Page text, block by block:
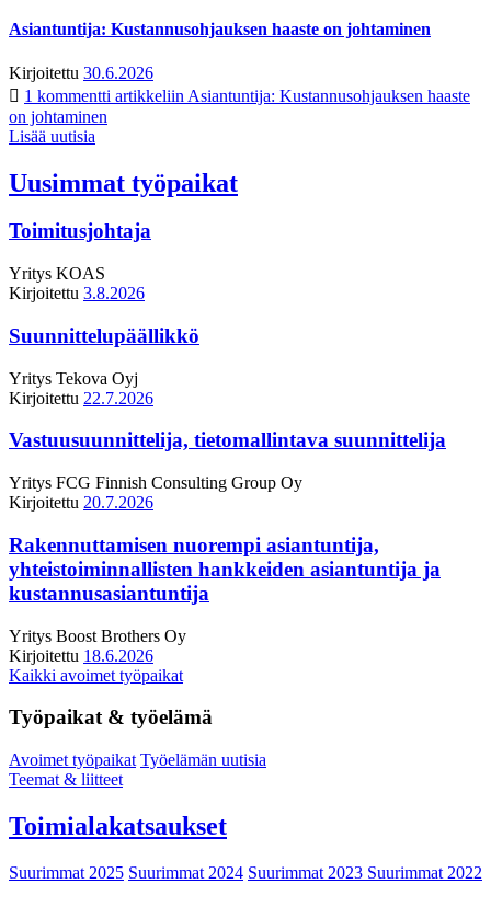
Asiantuntija: Kustannusohjauksen haaste on johtaminen
Kirjoitettu 30.6.2026
1 kommentti artikkeliin Asiantuntija: Kustannusohjauksen haaste
on johtaminen
Lisää uutisia
Uusimmat työpaikat
Toimitusjohtaja
Yritys KOAS
Kirjoitettu 3.8.2026
Suunnittelupäällikkö
Yritys Tekova Oyj
Kirjoitettu 22.7.2026
Vastuusuunnittelija, tietomallintava suunnittelija
Yritys FCG Finnish Consulting Group Oy
Kirjoitettu 20.7.2026
Rakennuttamisen nuorempi asiantuntija,
yhteistoiminnallisten hankkeiden asiantuntija ja
kustannusasiantuntija
Yritys Boost Brothers Oy
Kirjoitettu 18.6.2026
Kaikki avoimet työpaikat
Työpaikat & työelämä
Avoimet työpaikat Työelämän uutisia
Teemat & liitteet
Toimialakatsaukset
Suurimmat 2025 Suurimmat 2024 Suurimmat 2023 Suurimmat 2022